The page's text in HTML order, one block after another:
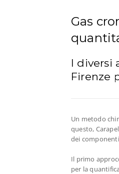
Gas
I diversi
Firenze
Un metodo
questo,
dei
Il primo
per la